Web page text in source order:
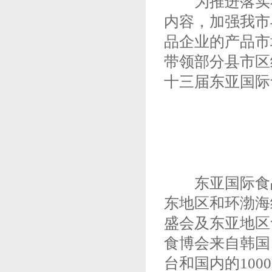
内容，加强我
品企业的产品
带领部分县市
十三届东亚国
东亚国际食
东地区和环渤
盛会及东亚地
食博会来自韩
台和国内的